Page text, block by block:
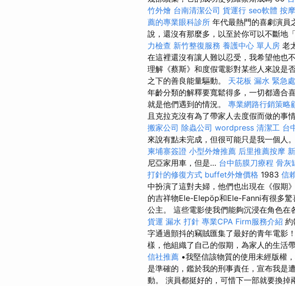
竹外燴 台南清潔公司 貨運行 seo軟體 按
薦的專業眼科診所 年代最熱門的喜劇演員
說，還沒有那麼多，以至於你可以不斷地
力檢查 新竹整復服務 養護中心 單人房 老
在這裡還沒有讓人難以忍受，我希望他也
理解《蔡斯》和度假電影對某些人來說是
之下的善良能量驅動。 天花板 漏水 緊急
年齡分類的解釋要寬鬆得多，一切都適合
就是他們遇到的情況。 專業網路行銷策略
且克拉克沒有為了帶家人去度假而做的事
搬家公司 除蟲公司 wordpress 清潔工 台
來說有點未完成，但很可能只是我一個人
柬埔寨簽證 小型外燴推薦 后里推薦按摩
尼亞家用車，但是… 台中筋膜刀療程 骨灰
打針的修復方式 buffet外燴價格 1983 信
中扮演了這對夫婦，他們也出現在《假期
的吉祥物Ele-Elepöp和Ele-Fanni有很多
公主。 這些電影使我們能夠沉浸在角色
貨運 漏水 打針 專業CPA Firm服務介紹 約
字通過顫抖的竊賊匯集了最好的青年電影！
樣，他組織了自己的假期，為家人的生活
信社推薦 •我堅信該物質的使用未經版權
是準確的，鑑於我的刑事責任，宣布我是
動。 演員都挺好的，可惜下一部就要換掉